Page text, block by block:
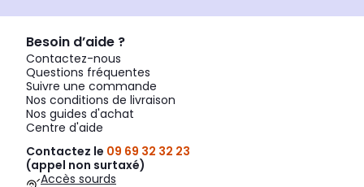
Besoin d’aide ?
Contactez-nous
Questions fréquentes
Suivre une commande
Nos conditions de livraison
Nos guides d'achat
Centre d'aide
Contactez le 09 69 32 32 23
(appel non surtaxé)
Accès sourds